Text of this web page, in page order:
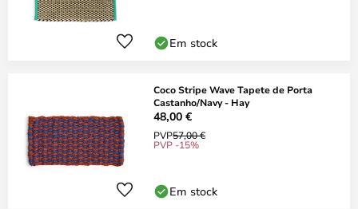
Em stock
Coco Stripe Wave Tapete de Porta
Castanho/Navy - Hay
48,00 €
PVP57,00 €
PVP -15%
Em stock